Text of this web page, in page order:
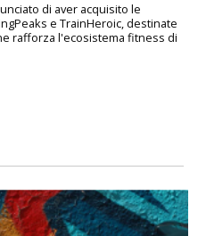
di aver acquisito le
e TrainHeroic, destinate
rafforza l'ecosistema fitness di